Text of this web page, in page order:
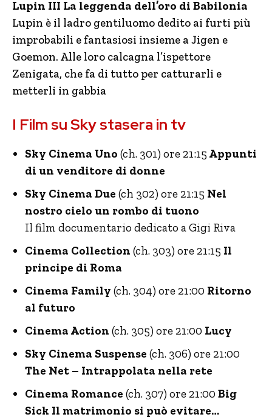
Lupin III La leggenda dell’oro di Babilonia
Lupin è il ladro gentiluomo dedito ai furti più
improbabili e fantasiosi insieme a Jigen e
Goemon. Alle loro calcagna l’ispettore
Zenigata, che fa di tutto per catturarli e
metterli in gabbia
I Film su Sky stasera in tv
Sky Cinema Uno (ch. 301) ore 21:15 Appunti
di un venditore di donne
Sky Cinema Due (ch 302) ore 21:15 Nel
nostro cielo un rombo di tuono
Il film documentario dedicato a Gigi Riva
Cinema Collection (ch. 303) ore 21:15 Il
principe di Roma
Cinema Family (ch. 304) ore 21:00 Ritorno
al futuro
Cinema Action (ch. 305) ore 21:00 Lucy
Sky Cinema Suspense (ch. 306) ore 21:00
The Net – Intrappolata nella rete
Cinema Romance (ch. 307) ore 21:00 Big
Sick Il matrimonio si può evitare…